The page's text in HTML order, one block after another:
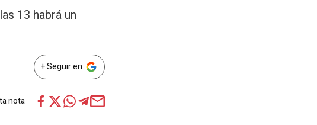
13 habrá un
+ Seguir en
nota